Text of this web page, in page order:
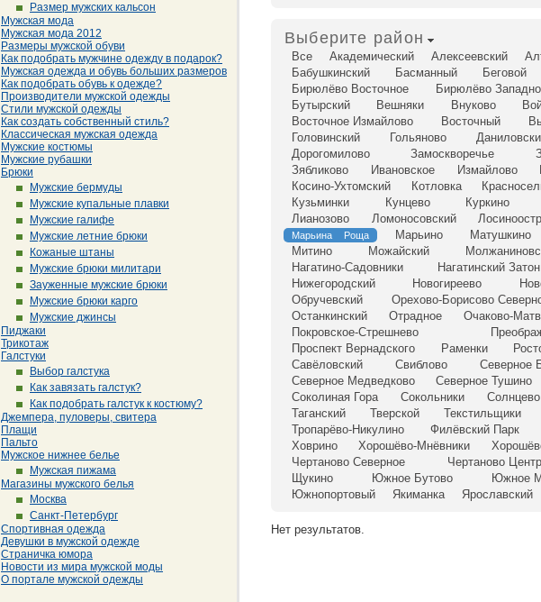
Размер мужских кальсон
Мужская мода
Мужская мода 2012
Размеры мужской обуви
Как подобрать мужчине одежду в подарок?
Мужская одежда и обувь больших размеров
Как подобрать обувь к одежде?
Производители мужской одежды
Стили мужской одежды
Как создать собственный стиль?
Классическая мужская одежда
Мужские костюмы
Мужские рубашки
Брюки
Мужские бермуды
Мужские купальные плавки
Мужские галифе
Мужские летние брюки
Кожаные штаны
Мужские брюки милитари
Зауженные мужские брюки
Мужские брюки карго
Мужские джинсы
Пиджаки
Трикотаж
Галстуки
Выбор галстука
Как завязать галстук?
Как подобрать галстук к костюму?
Джемпера, пуловеры, свитера
Плащи
Пальто
Мужское нижнее белье
Мужская пижама
Магазины мужского белья
Москва
Санкт-Петербург
Спортивная одежда
Девушки в мужской одежде
Страничка юмора
Новости из мира мужской моды
О портале мужской одежды
Выберите район
Все Академический Алексеевский
Бабушкинский
Басманный Беговой
Бирюлёво Восточное
Бирюлёво
Бутырский
Вешняки Внуково
Восточное Измайлово
Восточный
Головинский
Гольяново
Дорогомилово
Замоскворечье
Зябликово
Ивановское Измайлово
Косино-Ухтомский
Котловка
Кузьминки
Кунцево Куркино
Лианозово
Ломоносовский
Марьина Роща Марьино Матушкино
Митино
Можайский
Нагатино-Садовники
Нагатинский Затон
Нижегородский
Новогиреево
Обручевский
Орехово-Борисово
Останкинский
Отрадное Очаково-
Покровское-Стрешнево
Проспект Вернадского
Раменки
Савёловский
Свиблово Северное
Северное Медведково
Северное Тушино
Соколиная Гора
Сокольники Солнцево
Таганский
Тверской Текстильщики
Тропарёво-Никулино
Филёвский Парк
Ховрино
Хорошёво-Мнёвники
Чертаново Северное
Чертаново
Щукино
Южное Бутово Южное
Южнопортовый
Якиманка Ярославский
Нет результатов.